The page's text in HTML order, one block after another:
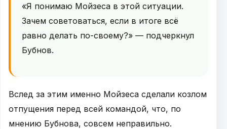
«Я понимаю Мойзеса в этой ситуации.
Зачем советоваться, если в итоге всё
равно делать по-своему?» — подчеркнул
Бубнов.
Вслед за этим именно Мойзеса сделали козлом
отпущения перед всей командой, что, по
мнению Бубнова, совсем неправильно.